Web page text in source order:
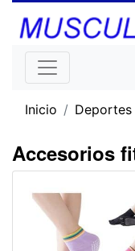
Inicio Deportes
Accesorios